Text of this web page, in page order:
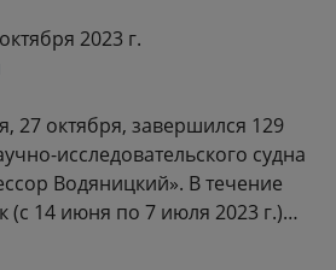
2023 г.
27 октября, завершился 129
исследовательского судна
Водяницкий». В течение
(с 14 июня по 7 июля 2023 г.)…